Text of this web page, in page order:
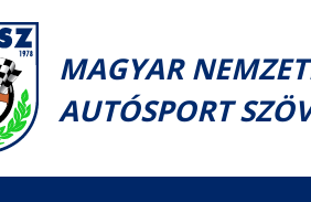
MAGYAR
AUTÓSPORT